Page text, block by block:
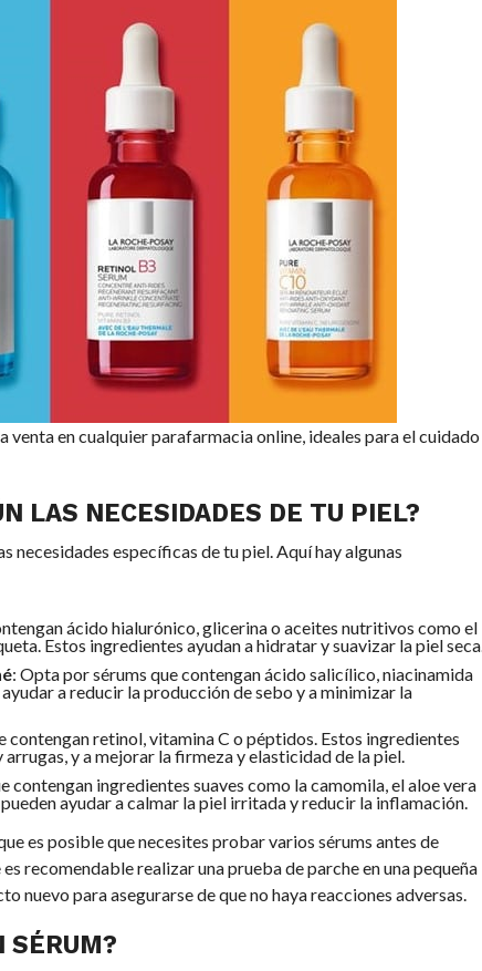
venta en cualquier parafarmacia online, ideales para el cuidado
LAS NECESIDADES DE TU PIEL?
necesidades específicas de tu piel. Aquí hay algunas
ácido hialurónico, glicerina o aceites nutritivos como el
Estos ingredientes ayudan a hidratar y suavizar la piel seca.
: Opta por sérums que contengan ácido salicílico, niacinamida
a reducir la producción de sebo y a minimizar la
contengan retinol, vitamina C o péptidos. Estos ingredientes
y a mejorar la firmeza y elasticidad de la piel.
contengan ingredientes suaves como la camomila, el aloe vera
ayudar a calmar la piel irritada y reducir la inflamación.
es posible que necesites probar varios sérums antes de
recomendable realizar una prueba de parche en una pequeña
nuevo para asegurarse de que no haya reacciones adversas.
SÉRUM?